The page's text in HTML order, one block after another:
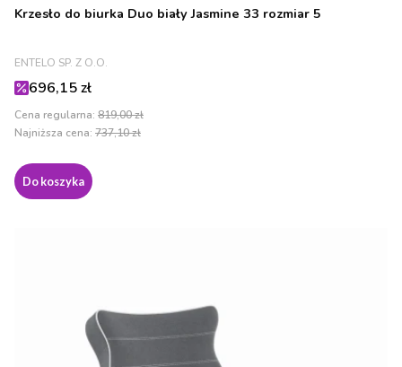
Krzesło do biurka Duo biały Jasmine 33 rozmiar 5
PRODUCENT
ENTELO SP. Z O.O.
Cena promocyjna
696,15 zł
Cena regularna: 819,00 zł
Najniższa cena: 737,10 zł
Do koszyka